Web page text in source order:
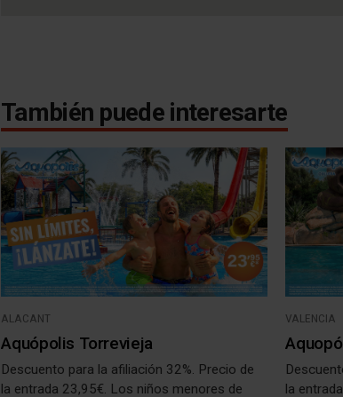
También puede interesarte
ALACANT
Aquópolis Torrevieja
Descuento para la afiliación 32%. Precio de
la entrada 23,95€. Los niños menores de
VALENCIA
la